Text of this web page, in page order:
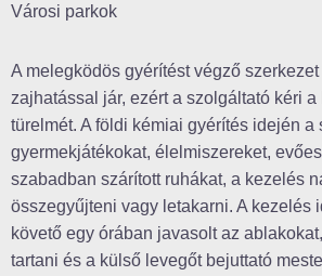
Városi parkok
A melegködös gyérítést végző
zajhatással jár, ezért a szolgáltató kéri
türelmét. A földi kémiai gyérítés idején a
gyermekjátékokat, élelmiszereket,
szabadban szárított ruhákat, a kezelés
összegyűjteni vagy letakarni. A kezelés
követő egy órában javasolt az
tartani és a külső levegőt bejuttató